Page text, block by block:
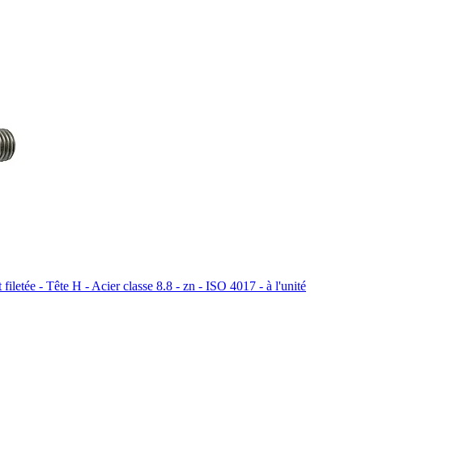
filetée - Tête H - Acier classe 8.8 - zn - ISO 4017 - à l'unité